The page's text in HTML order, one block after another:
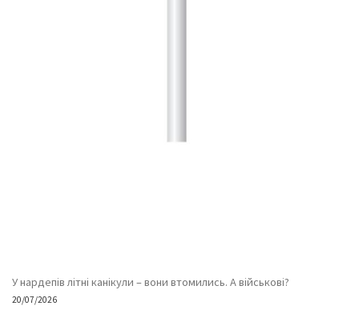
У нардепів літні канікули – вони втомились. А військові?
20/07/2026